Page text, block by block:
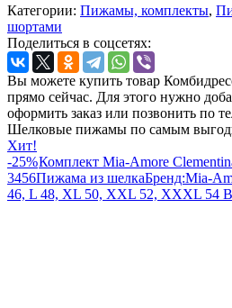
Категории: Пижамы, комплекты,
шортами
Поделиться в соцсетях:
Вы можете купить товар
прямо сейчас. Для этого нужно
оформить заказ или позвонить по
Шелковые пижамы по самым
Хит!
-25%Комплект Mia-Amore
3456Пижама из шелкаБренд:Mia-
46, L 48, XL 50, XXL 52, XXXL 54